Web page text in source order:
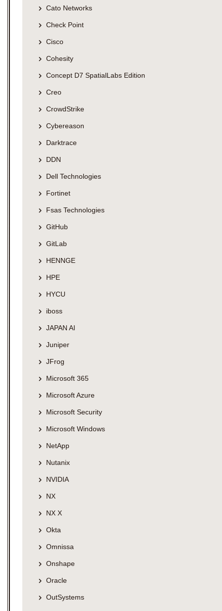
Cato Networks
Check Point
Cisco
Cohesity
Concept D7 SpatialLabs Edition
Creo
CrowdStrike
Cybereason
Darktrace
DDN
Dell Technologies
Fortinet
Fsas Technologies
GitHub
GitLab
HENNGE
HPE
HYCU
iboss
JAPAN AI
Juniper
JFrog
Microsoft 365
Microsoft Azure
Microsoft Security
Microsoft Windows
NetApp
Nutanix
NVIDIA
NX
NX X
Okta
Omnissa
Onshape
Oracle
OutSystems